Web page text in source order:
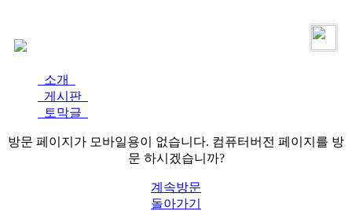
소개
게시판
토막글
방문 페이지가 모바일용이 없습니다. 컴퓨터버전 페이지를 방
문 하시겠습니까?
계속방문
돌아가기